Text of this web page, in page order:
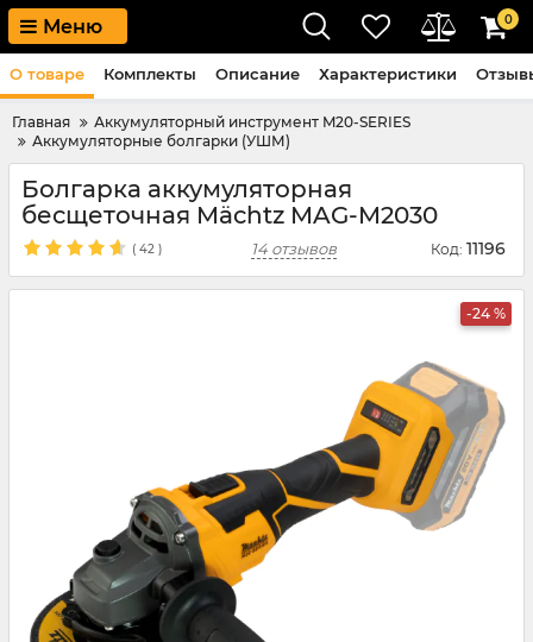
Меню 0
Главная
Аккумуляторный инструмент M20-SERIES
Аккумуляторные болгарки (УШМ)
Болгарка аккумуляторная
бесщеточная Mächtz MAG-M2030
( 42 ) 14 отзывов Код: 11196
-24 %
О товаре Комплекты Описание Характеристики